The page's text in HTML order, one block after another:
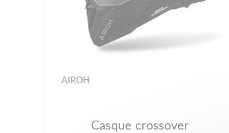
AIROH
Casque crossover